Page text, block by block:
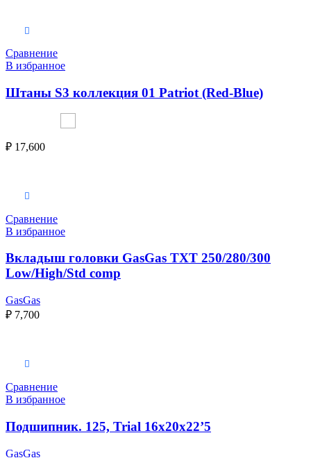
Сравнение
В избранное
Штаны S3 коллекция 01 Patriot (Red-Blue)
₽ 17,600
Сравнение
В избранное
Вкладыш головки GasGas TXT 250/280/300
Low/High/Std comp
GasGas
₽ 7,700
Сравнение
В избранное
Подшипник. 125, Trial 16x20x22’5
GasGas